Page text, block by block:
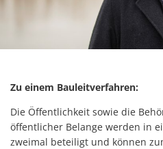
Zu einem Bauleitverfahren:
Die Öffentlichkeit sowie die
öffentlicher Belange werden in
zweimal beteiligt und können